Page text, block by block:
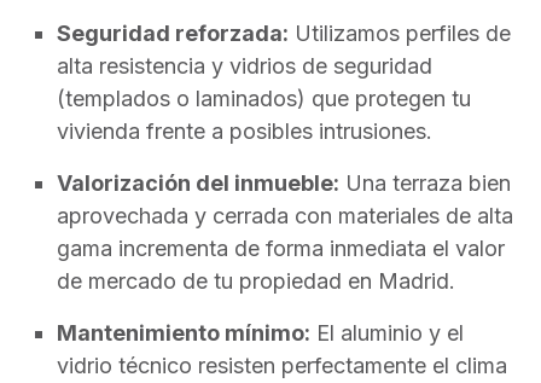
Seguridad reforzada: Utilizamos perfiles de
alta resistencia y vidrios de seguridad
(templados o laminados) que protegen tu
vivienda frente a posibles intrusiones.
Valorización del inmueble: Una terraza bien
aprovechada y cerrada con materiales de alta
gama incrementa de forma inmediata el valor
de mercado de tu propiedad en Madrid.
Mantenimiento mínimo: El aluminio y el
vidrio técnico resisten perfectamente el clima